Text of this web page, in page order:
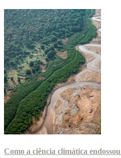
Como a ciência climática